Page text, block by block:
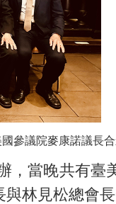
參議院麥康諾議長
當晚共有臺
林見松總會